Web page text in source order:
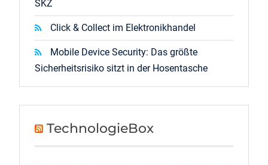
SKZ
Click & Collect im Elektronikhandel
Mobile Device Security: Das größte
Sicherheitsrisiko sitzt in der Hosentasche
TechnologieBox